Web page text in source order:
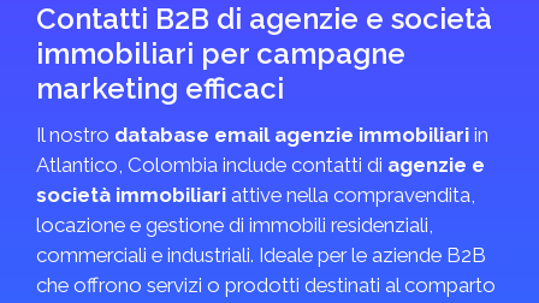
Contatti B2B di agenzie e società
immobiliari per campagne
marketing efficaci
Il nostro database email agenzie immobiliari in
Atlantico, Colombia include contatti di agenzie e
società immobiliari attive nella compravendita,
locazione e gestione di immobili residenziali,
commerciali e industriali. Ideale per le aziende B2B
che offrono servizi o prodotti destinati al comparto